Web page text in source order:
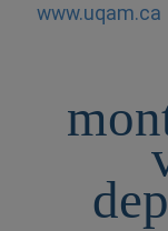
www.uqam.ca